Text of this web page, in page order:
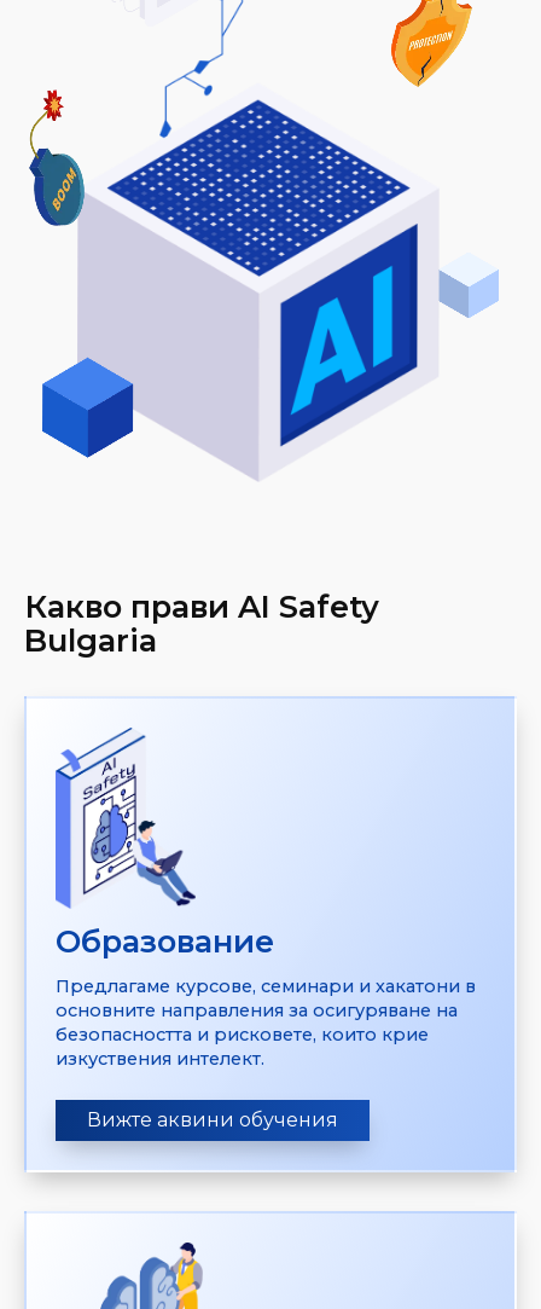
Какво прави AI Safety
Bulgaria
Образование
Предлагаме курсове, семинари и хакатони в
основните направления за осигуряване на
безопасността и рисковете, които крие
изкуствения интелект.
Вижте аквини обучения